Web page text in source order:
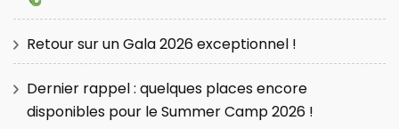
Retour sur un Gala 2026 exceptionnel !
Dernier rappel : quelques places encore
disponibles pour le Summer Camp 2026 !